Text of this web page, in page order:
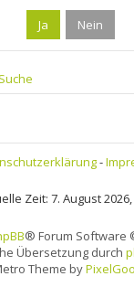
Suche
-
Zeit: 7. August 2026,
® Forum Software
Übersetzung durch
Theme by